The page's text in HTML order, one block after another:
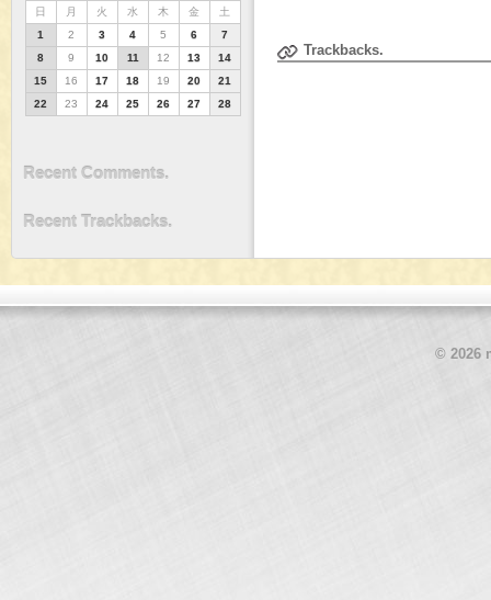
Trackbacks.
日 月 火 水 木 金
土
1
2 3 4 5 6
7
8
9 10 11 12 13
14
15
16 17 18 19 20
21
22
23 24 25 26 27 28
Recent Comments.
Recent Trackbacks.
© 2026